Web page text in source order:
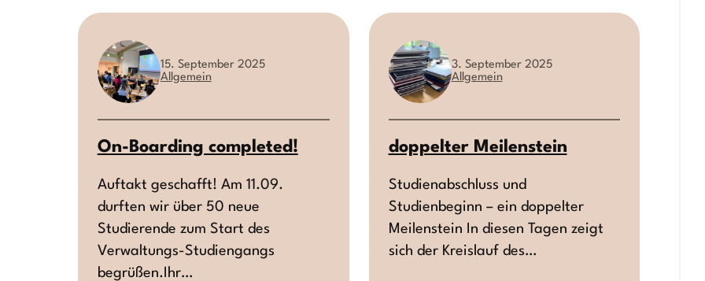
15. September 2025
Allgemein
On-Boarding completed!
Auftakt geschafft! Am 11.09.
durften wir über 50 neue
Studierende zum Start des
Verwaltungs-Studiengangs
begrüßen.Ihr…
3. September 2025
Allgemein
doppelter Meilenstein
Studienabschluss und
Studienbeginn – ein doppelter
Meilenstein In diesen Tagen zeigt
sich der Kreislauf des…